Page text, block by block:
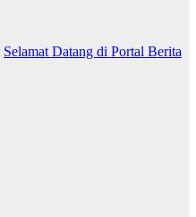
Selamat Datang di Portal Berita